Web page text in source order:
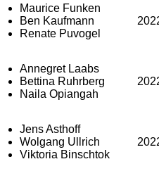
Maurice Funken
Ben Kaufmann
Renate Puvogel
Annegret Laabs
Bettina Ruhrberg
Naila Opiangah
Jens Asthoff
Wolgang Ullrich
Viktoria Binschtok